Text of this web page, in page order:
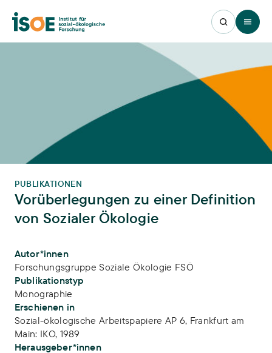
Open
PUBLIKATIONEN
Vorüberlegungen zu einer Definition
von Sozialer Ökologie
Publikations-Infos
Autor*innen
Forschungsgruppe Soziale Ökologie FSÖ
Publikationstyp
Monographie
Erschienen in
Sozial-ökologische Arbeitspapiere AP 6, Frankfurt am
Main: IKO, 1989
Herausgeber*innen